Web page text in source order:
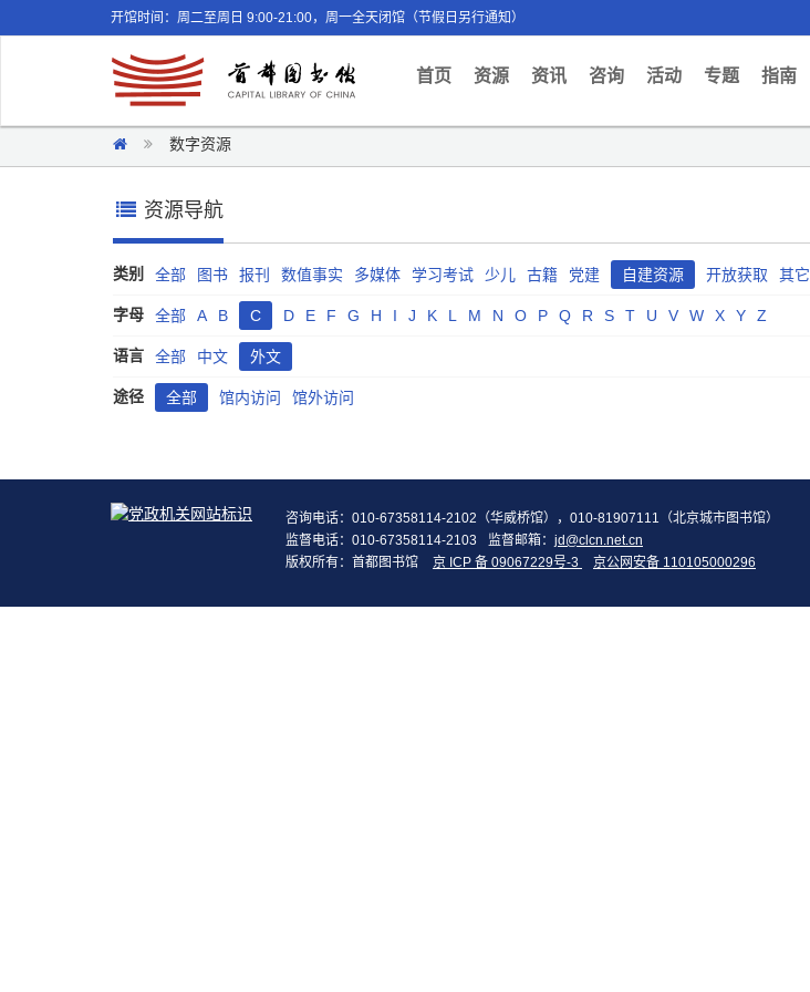
开馆时间：周二至周日 9:00-21:00，周一全天闭馆（节假日另行通知）
首页(current)
资源 资讯 咨询 活动 专题 指南
数字资源
资源导航
类别 全部 图书 报刊 数值事实 多媒体 学习考试 少儿 古籍 党建 自建资源 开放获取 其它
字母 全部 A B C D E F G H I J K L M N O P Q R S T U V W X Y Z
语言 全部 中文 外文
途径 全部 馆内访问 馆外访问
咨询电话：010-67358114-2102（华威桥馆），010-81907111（北京城市图书馆）
监督电话：010-67358114-2103
监督邮箱： jd@clcn.net.cn
版权所有：首都图书馆
京 ICP 备 09067229号-3 京公网安备 110105000296